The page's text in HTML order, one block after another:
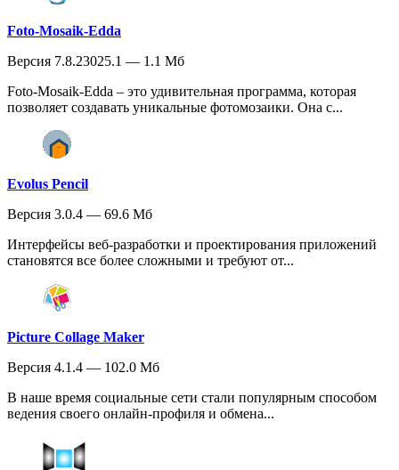
Foto-Mosaik-Edda
Версия 7.8.23025.1 — 1.1 Мб
Foto-Mosaik-Edda – это удивительная программа, которая
позволяет создавать уникальные фотомозаики. Она с...
Evolus Pencil
Версия 3.0.4 — 69.6 Мб
Интерфейсы веб-разработки и проектирования приложений
становятся все более сложными и требуют от...
Picture Collage Maker
Версия 4.1.4 — 102.0 Мб
В наше время социальные сети стали популярным способом
ведения своего онлайн-профиля и обмена...